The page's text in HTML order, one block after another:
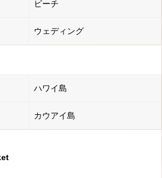
ビーチ
ウェディング
ハワイ島
カウアイ島